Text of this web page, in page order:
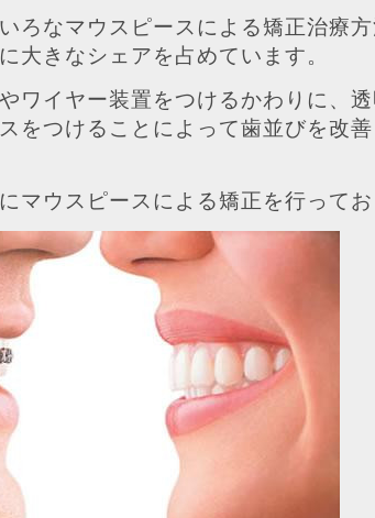
ろなマウスピースによる矯正治療方
大きなシェアを占めています。
ワイヤー装置をつけるかわりに、
をつけることによって歯並びを改
マウスピースによる矯正を行ってお